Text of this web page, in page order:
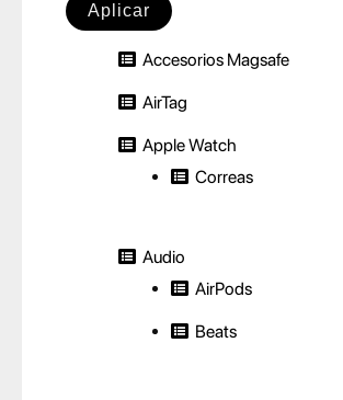
Aplicar
Accesorios Magsafe
AirTag
Apple Watch
Correas
Audio
AirPods
Beats